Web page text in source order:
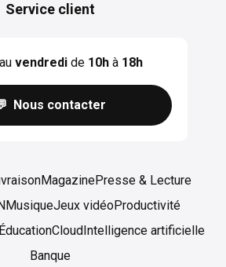
Service client
vendredide 10hà 18h
Nous contacter
MagazinePresse & Lecture
MusiqueJeux vidéoProductivité
ÉducationCloud Intelligence artificielle
Banque